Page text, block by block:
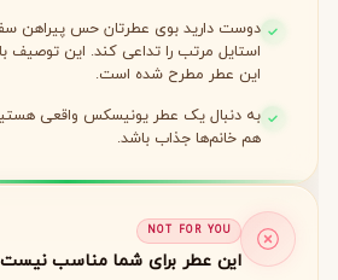
دوست دارید بوی عطرتان حس پیراهن
استایل مرتب را تداعی کند. این توصیف
این عطر مطرح شده است.
به دنبال یک عطر یونیسکس واقعی
هم خانم‌ها جذاب باشد.
NOT FOR YOU
این عطر برای شما مناسب